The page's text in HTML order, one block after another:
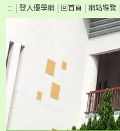
::: 登入優學網 回首頁 網站導覽